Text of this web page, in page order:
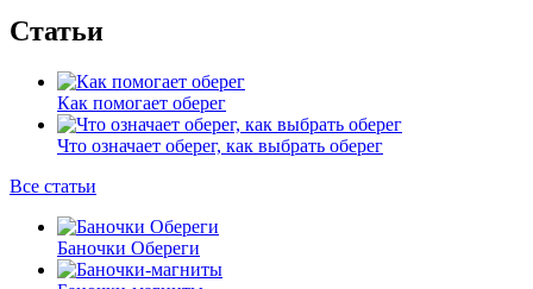
Статьи
Как помогает оберег
Что означает оберег, как выбрать оберег
Все статьи
Баночки Обереги